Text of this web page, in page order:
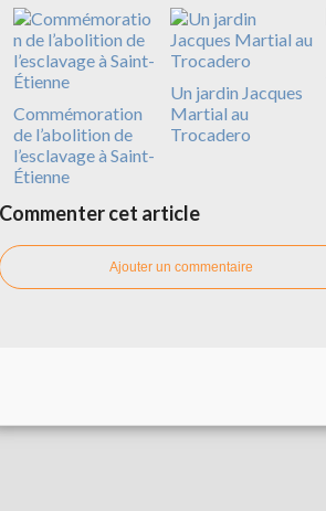
Commémoration
de l’abolition de
l’esclavage à Saint-
Étienne
Un jardin Jacques
Martial au
Trocadero
Commenter cet article
Ajouter un commentaire